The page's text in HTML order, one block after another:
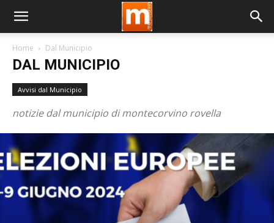
Home Dal Municipio
DAL MUNICIPIO
Avvisi dal Municipio
notizie dal municipio di montecorvino rovella